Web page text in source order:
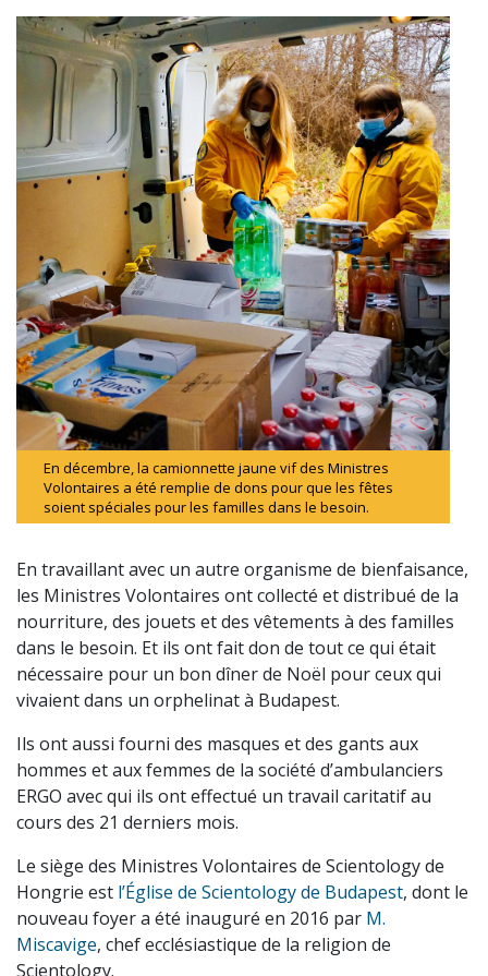
En décembre, la camionnette jaune vif des Ministres
Volontaires a été remplie de dons pour que les fêtes
soient spéciales pour les familles dans le besoin.
En travaillant avec un autre organisme de bienfaisance,
les Ministres Volontaires ont collecté et distribué de la
nourriture, des jouets et des vêtements à des familles
dans le besoin. Et ils ont fait don de tout ce qui était
nécessaire pour un bon dîner de Noël pour ceux qui
vivaient dans un orphelinat à Budapest.
Ils ont aussi fourni des masques et des gants aux
hommes et aux femmes de la société d’ambulanciers
ERGO avec qui ils ont effectué un travail caritatif au
cours des 21 derniers mois.
Le siège des Ministres Volontaires de Scientology de
Hongrie est l’Église de Scientology de Budapest, dont le
nouveau foyer a été inauguré en 2016 par M.
Miscavige, chef ecclésiastique de la religion de
Scientology.